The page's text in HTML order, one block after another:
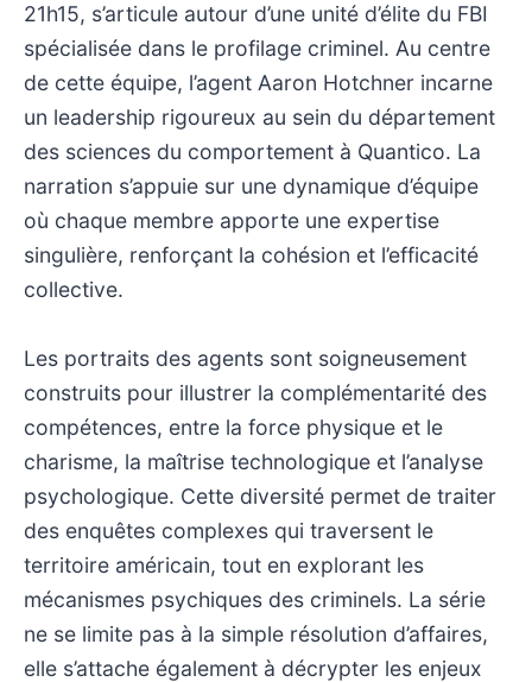
21h15, s’articule autour d’une unité d’élite du FBI
spécialisée dans le profilage criminel. Au centre
de cette équipe, l’agent Aaron Hotchner incarne
un leadership rigoureux au sein du département
des sciences du comportement à Quantico. La
narration s’appuie sur une dynamique d’équipe
où chaque membre apporte une expertise
singulière, renforçant la cohésion et l’efficacité
collective.
Les portraits des agents sont soigneusement
construits pour illustrer la complémentarité des
compétences, entre la force physique et le
charisme, la maîtrise technologique et l’analyse
psychologique. Cette diversité permet de traiter
des enquêtes complexes qui traversent le
territoire américain, tout en explorant les
mécanismes psychiques des criminels. La série
ne se limite pas à la simple résolution d’affaires,
elle s’attache également à décrypter les enjeux